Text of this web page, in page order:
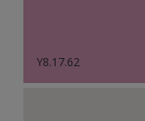
Y8.17.62